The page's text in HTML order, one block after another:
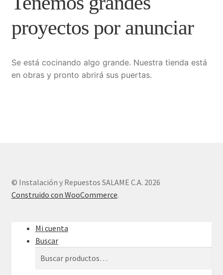
Mi cuenta
Nosotros
Sample Page
proyectos por anunciar
Se está cocinando algo grande. Nuestra tienda está
en obras y pronto abrirá sus puertas.
© Instalación y Repuestos SALAME C.A. 2026
Construido con WooCommerce.
Mi cuenta
Buscar